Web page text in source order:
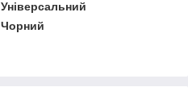
Універсальний
Чорний